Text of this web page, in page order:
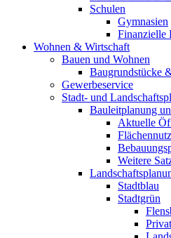
Schulen
Gymnasien
Finanzielle
Wohnen & Wirtschaft
Bauen und Wohnen
Baugrundstücke
Gewerbeservice
Stadt- und
Bauleitplanung
Aktuelle
Weitere
Stadtblau
Stadtgrün